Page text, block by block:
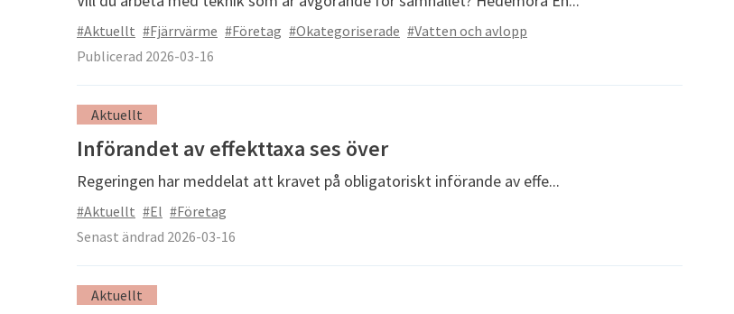
#Aktuellt #Fjärrvärme #Företag #Okategoriserade #Vatten och avlopp
Publicerad 2026-03-16
Aktuellt
Införandet av effekttaxa ses över
Regeringen har meddelat att kravet på obligatoriskt införande av effe...
#Aktuellt #El #Företag
Senast ändrad 2026-03-16
Aktuellt